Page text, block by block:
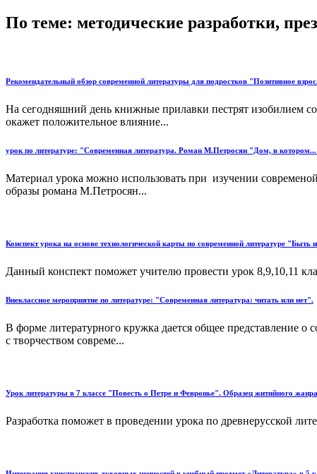
По теме: методические разработки,
Рекомендательный обзор современной литературы для подростков "Позитивное
На сегодняшний день книжные прилавки пестрят изобилием
окажет положительное влияние...
урок по литературе: "Современная литература. Роман М.Петросян "Дом, в
Материал урока можно использовать при изучении
образы романа М.Петросян...
Конспект урока на основе технологической карты по современной литературе
Данный конспект поможет учителю провести урок 8,9,10,11
Внеклассное мероприятие по литературе: "Современная литература: читать или нет".
В форме литературного кружка дается общее представление о
с творчеством совреме...
Урок литературы в 7 классе "Повесть о Петре и Февронье". Образец житийного
Разработка поможет в проведении урока по древнерусской